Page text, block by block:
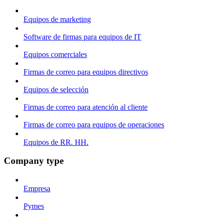
Equipos de marketing
Software de firmas para equipos de IT
Equipos comerciales
Firmas de correo para equipos directivos
Equipos de selección
Firmas de correo para atención al cliente
Firmas de correo para equipos de operaciones
Equipos de RR. HH.
Company type
Empresa
Pymes